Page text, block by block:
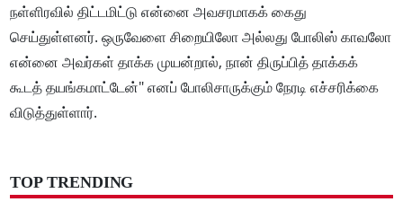
நள்ளிரவில் திட்டமிட்டு என்னை அவசரமாகக் கைது
செய்துள்ளனர். ஒருவேளை சிறையிலோ அல்லது போலிஸ் காவலோ
என்னை அவர்கள் தாக்க முயன்றால், நான் திருப்பித் தாக்கக்
கூடத் தயங்கமாட்டேன்" எனப் போலிசாருக்கும் நேரடி எச்சரிக்கை
விடுத்துள்ளார்.
TOP TRENDING